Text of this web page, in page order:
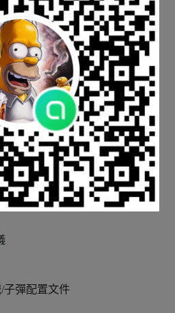
LCD 顯示屏
項時（藍牙低功耗）
1米深）
子彈配置文件